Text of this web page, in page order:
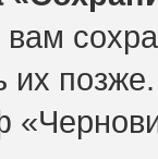
вам
их